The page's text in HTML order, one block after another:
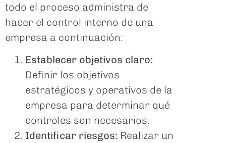
todo el proceso administra de
hacer el control interno de una
empresa a continuación:
Establecer objetivos claro:
Definir los objetivos
estratégicos y operativos de la
empresa para determinar qué
controles son necesarios.
Identificar riesgos: Realizar un